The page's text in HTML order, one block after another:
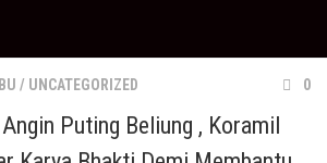
/ UNCATEGORIZED 0
Puting Beliung , Koramil